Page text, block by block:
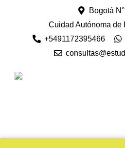
Bogotá
Cuidad Autónoma de
+5491172395466